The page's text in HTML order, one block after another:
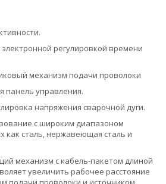
регулировкой времени
механизм подачи проволоки
панель управления.
напряжения сварочной дуги.
с широким диапазоном
как сталь, нержавеющая сталь и
механизм с кабель-пакетом длиной
увеличить рабочее расстояние